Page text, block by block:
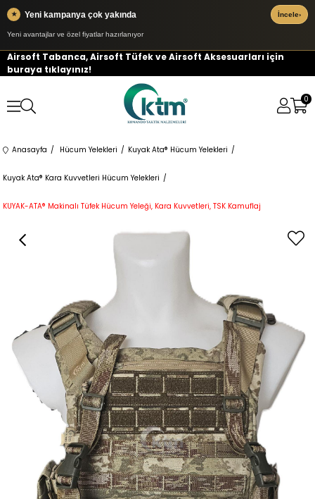
★ Yeni kampanya çok yakında
Yeni avantajlar ve özel fiyatlar hazırlanıyor
İncele›
Airsoft Tabanca, Airsoft Tüfek ve Airsoft Aksesuarları için
buraya tıklayınız!
0
Anasayfa Hücum Yelekleri Kuyak Ata® Hücum Yelekleri
Kuyak Ata® Kara Kuvvetleri Hücum Yelekleri
KUYAK-ATA® Makinalı Tüfek Hücum Yeleği, Kara Kuvvetleri, TSK Kamuflaj